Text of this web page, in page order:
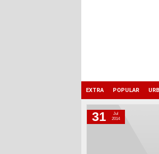
EXTRA POPULAR
jueves, 31 de julio de 2014
31
Jul
2014